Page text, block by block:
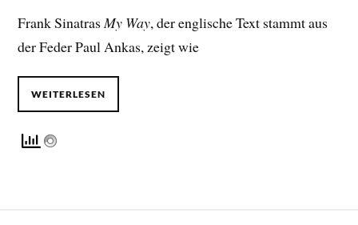
Frank SinatrasMy Way, der englische Text stammt aus
der Feder Paul Ankas, zeigt wie
WEITERLESEN